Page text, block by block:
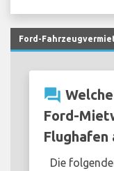
Ford-
question_answer
Ford-
Flughafen
Die